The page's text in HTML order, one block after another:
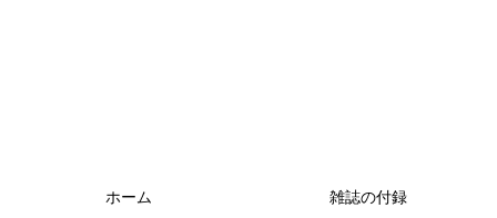
ホーム
雑誌の付録